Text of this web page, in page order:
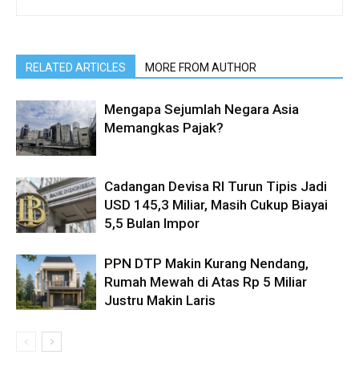
RELATED ARTICLES MORE FROM AUTHOR
Mengapa Sejumlah Negara Asia
Memangkas Pajak?
Cadangan Devisa RI Turun Tipis Jadi
USD 145,3 Miliar, Masih Cukup Biayai
5,5 Bulan Impor
PPN DTP Makin Kurang Nendang,
Rumah Mewah di Atas Rp 5 Miliar
Justru Makin Laris